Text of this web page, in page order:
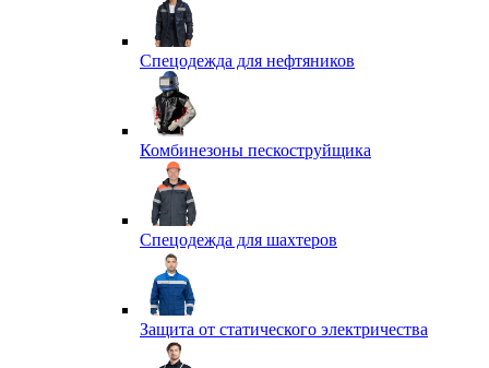
Спецодежда для нефтяников
Комбинезоны пескоструйщика
Спецодежда для шахтеров
Защита от статического электричества